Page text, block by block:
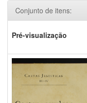
Conjunto de itens:
Pré-visualização